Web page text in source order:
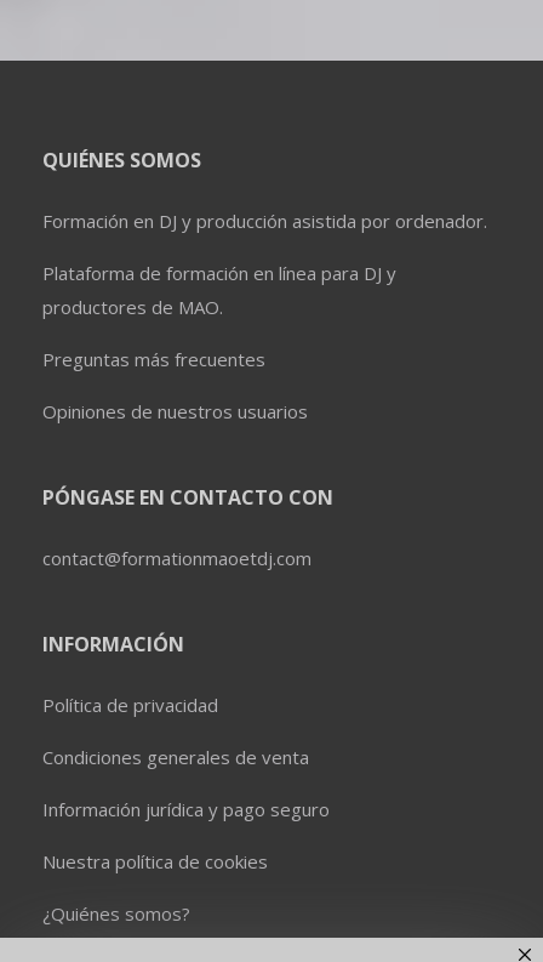
QUIÉNES SOMOS
Formación en DJ y producción asistida por ordenador.
Plataforma de formación en línea para DJ y
productores de MAO.
Preguntas más frecuentes
Opiniones de nuestros usuarios
PÓNGASE EN CONTACTO CON
contact@formationmaoetdj.com
INFORMACIÓN
Política de privacidad
Condiciones generales de venta
Información jurídica y pago seguro
Nuestra política de cookies
¿Quiénes somos?